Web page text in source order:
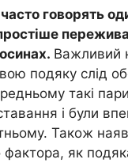
говорять
Важливий
подяку слід
такі
і були
Також
фактора, як